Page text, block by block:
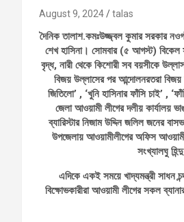
August 9, 2024 talas
দৈনিক তালাশ.কমঃউজ্জ্বল কুমার সরকার
শেখ হাসিনা। সোমবার (৫ আগস্ট) বিকেল
বৃদ্ধ, নারী থেকে কিশোরী সব বয়সীকে
বিজয় উল্লাসের পর আন্দোলনরতরা
জিতিলো’ , ‘খুনি হাসিনার ফাঁসি চাই’ ,
জেলা আওয়ামী লীগের দলীয় কার্যালয়
ব্যারিস্টার নিজাম উদ্দিন জলিল জনের
উপজেলায় আওয়ামীলীগের অফিস
সংখ্যালঘু
এদিকে একই সময়ে খাদ্যমন্ত্রী সাধন
বিক্ষোভকারীরা আওয়ামী লীগের সকল